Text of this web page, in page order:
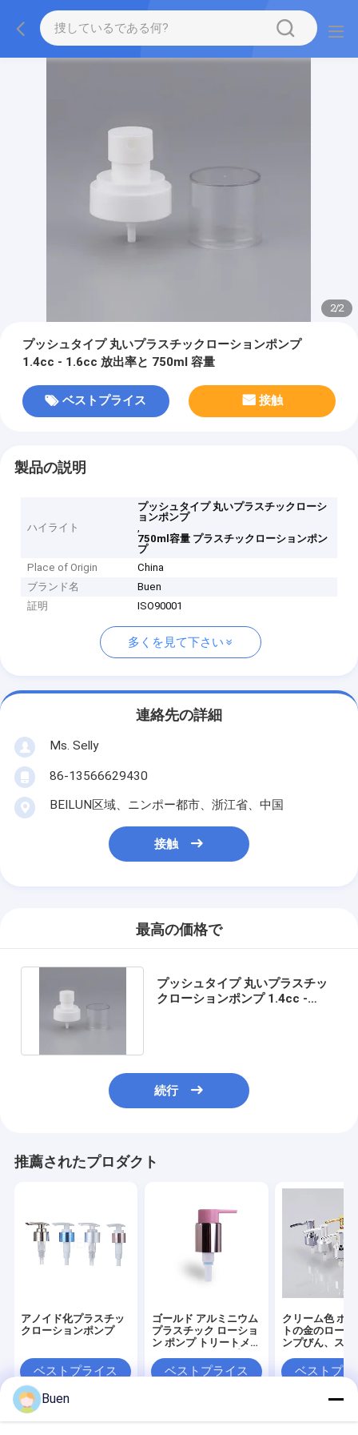
2/2
プッシュタイプ 丸いプラスチックローションポンプ
1.4cc - 1.6cc 放出率と 750ml 容量
ベストプライス 接触
製品の説明
ハイライト
プッシュタイプ 丸いプラスチックローシ
ョンポンプ
,
750ml容量 プラスチックローションポン
プ
Place of Origin
China
ブランド名
Buen
証明
ISO90001
多くを見て下さい
連絡先の詳細
Ms. Selly
86-13566629430
BEILUN区域、ニンポー都市、浙江省、中国
接触
最高の価格で
プッシュタイプ 丸いプラスチッ
クローションポンプ 1.4cc -
続行
推薦されたプロダクト
アノイド化プラスチッ
クローションポンプ
ベストプライス
ゴールド アルミニウム
プラスチック ローショ
ン ポンプ トリートメン
ァンデーション ポンプ
ベストプライス
クリーム色 ポ
トの金のロー
ンプびん、スプ
ポンプ頭部
ベストプラ
Buen